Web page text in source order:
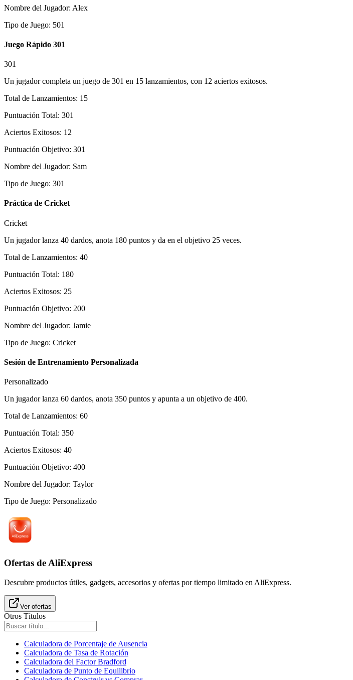
Nombre del Jugador: Alex
Tipo de Juego: 501
Juego Rápido 301
301
Un jugador completa un juego de 301 en 15 lanzamientos, con 12 aciertos exitosos.
Total de Lanzamientos: 15
Puntuación Total: 301
Aciertos Exitosos: 12
Puntuación Objetivo: 301
Nombre del Jugador: Sam
Tipo de Juego: 301
Práctica de Cricket
Cricket
Un jugador lanza 40 dardos, anota 180 puntos y da en el objetivo 25 veces.
Total de Lanzamientos: 40
Puntuación Total: 180
Aciertos Exitosos: 25
Puntuación Objetivo: 200
Nombre del Jugador: Jamie
Tipo de Juego: Cricket
Sesión de Entrenamiento Personalizada
Personalizado
Un jugador lanza 60 dardos, anota 350 puntos y apunta a un objetivo de 400.
Total de Lanzamientos: 60
Puntuación Total: 350
Aciertos Exitosos: 40
Puntuación Objetivo: 400
Nombre del Jugador: Taylor
Tipo de Juego: Personalizado
Ofertas de AliExpress
Descubre productos útiles, gadgets, accesorios y ofertas por tiempo limitado en AliExpress.
Ver ofertas
Otros Títulos
Calculadora de Porcentaje de Ausencia
Calculadora de Tasa de Rotación
Calculadora del Factor Bradford
Calculadora de Punto de Equilibrio